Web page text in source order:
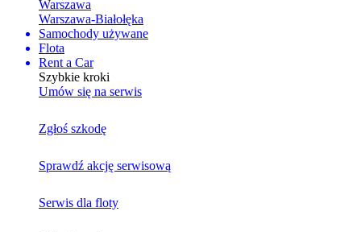
Warszawa
Warszawa-Białołęka
Samochody używane
Flota
Rent a Car
Szybkie kroki
Umów się na serwis
Zgłoś szkodę
Sprawdź akcję serwisową
Serwis dla floty